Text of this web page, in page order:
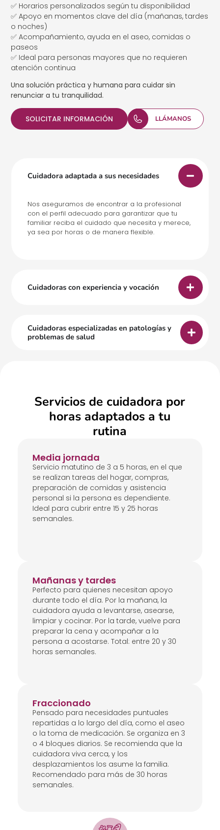
✅ Horarios personalizados según tu disponibilidad
✅ Apoyo en momentos clave del día (mañanas, tardes
o noches)
✅ Acompañamiento, ayuda en el aseo, comidas o
paseos
✅ Ideal para personas mayores que no requieren
atención continua
Una solución práctica y humana para cuidar sin
renunciar a tu tranquilidad.
SOLICITAR INFORMACIÓN LLÁMANOS
Cuidadora adaptada a sus necesidades
Nos aseguramos de encontrar a la profesional
con el perfil adecuado para garantizar que tu
familiar reciba el cuidado que necesita y merece,
ya sea por horas o de manera flexible.
Cuidadoras con experiencia y vocación
Cuidadoras especializadas en patologías y
problemas de salud
Servicios de cuidadora por
horas adaptados a tu
rutina
Media jornada
Servicio matutino de 3 a 5 horas, en el que
se realizan tareas del hogar, compras,
preparación de comidas y asistencia
personal si la persona es dependiente.
Ideal para cubrir entre 15 y 25 horas
semanales.
Mañanas y tardes
Perfecto para quienes necesitan apoyo
durante todo el día. Por la mañana, la
cuidadora ayuda a levantarse, asearse,
limpiar y cocinar. Por la tarde, vuelve para
preparar la cena y acompañar a la
persona a acostarse. Total: entre 20 y 30
horas semanales.
Fraccionado
Pensado para necesidades puntuales
repartidas a lo largo del día, como el aseo
o la toma de medicación. Se organiza en 3
o 4 bloques diarios. Se recomienda que la
cuidadora viva cerca, y los
desplazamientos los asume la familia.
Recomendado para más de 30 horas
semanales.